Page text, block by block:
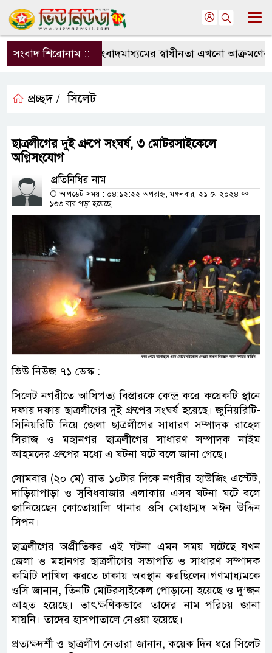
সংবাদ শিরোনাম ::সংবাদমাধ্যমের স্বাধীনতা এখনো আক্রমণের
প্রচ্ছদ / সিলেট
ছাত্রলীগের দুই গ্রুপে সংঘর্ষ, ৩ মোটরসাইকেলে
অগ্নিসংযোগ
প্রতিনিধির নাম
আপডেট সময় : ০৪:১২:২২ অপরাহ্ন, মঙ্গলবার, ২১ মে ২০২৪
১৩৩ বার পড়া হয়েছে
ভিউ নিউজ ৭১ ডেস্ক :
সিলেট নগরীতে আধিপত্য বিস্তারকে কেন্দ্র করে কয়েকটি স্থানে
দফায় দফায় ছাত্রলীগের দুই গ্রুপের সংঘর্ষ হয়েছে। জুনিয়রিটি-
সিনিয়রিটি নিয়ে জেলা ছাত্রলীগের সাধারণ সম্পাদক রাহেল
সিরাজ ও মহানগর ছাত্রলীগের সাধারণ সম্পাদক নাইম
আহমদের গ্রুপের মধ্যে এ ঘটনা ঘটে বলে জানা গেছে।
সোমবার (২০ মে) রাত ১০টার দিকে নগরীর হাউজিং এস্টেট,
দাড়িয়াপাড়া ও সুবিধবাজার এলাকায় এসব ঘটনা ঘটে বলে
জানিয়েছেন কোতোয়ালি থানার ওসি মোহাম্মদ মঈন উদ্দিন
সিপন।
ছাত্রলীগের অপ্রীতিকর এই ঘটনা এমন সময় ঘটেছে যখন
জেলা ও মহানগর ছাত্রলীগের সভাপতি ও সাধারণ সম্পাদক
কমিটি দাখিল করতে ঢাকায় অবস্থান করছিলেন।গণমাধ্যমকে
ওসি জানান, তিনটি মোটরসাইকেল পোড়ানো হয়েছে ও দু’জন
আহত হয়েছে। তাৎক্ষণিকভাবে তাদের নাম–পরিচয় জানা
যায়নি। তাদের হাসপাতালে নেওয়া হয়েছে।
প্রত্যক্ষদর্শী ও ছাত্রলীগ নেতারা জানান, কয়েক দিন ধরে সিলেট